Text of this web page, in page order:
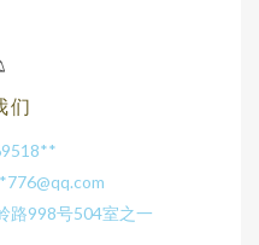
们
776@qq.com
路998号504室之一